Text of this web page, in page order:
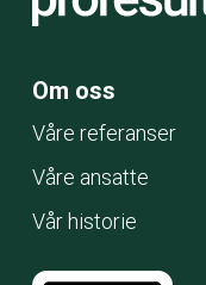
Om oss
Våre referanser
Våre ansatte
Vår historie